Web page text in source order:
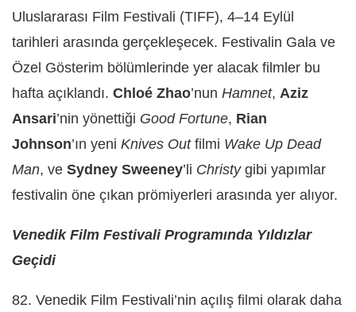
Uluslararası Film Festivali (TIFF), 4–14 Eylül
tarihleri arasında gerçekleşecek. Festivalin Gala ve
Özel Gösterim bölümlerinde yer alacak filmler bu
hafta açıklandı. Chloé Zhao’nun Hamnet, Aziz
Ansari’nin yönettiği Good Fortune, Rian
Johnson’ın yeni Knives Outfilmi Wake Up Dead
Man, ve Sydney Sweeney’li Christygibi yapımlar
festivalin öne çıkan prömiyerleri arasında yer alıyor.
Venedik Film Festivali Programında Yıldızlar
Geçidi
82. Venedik Film Festivali’nin açılış filmi olarak daha